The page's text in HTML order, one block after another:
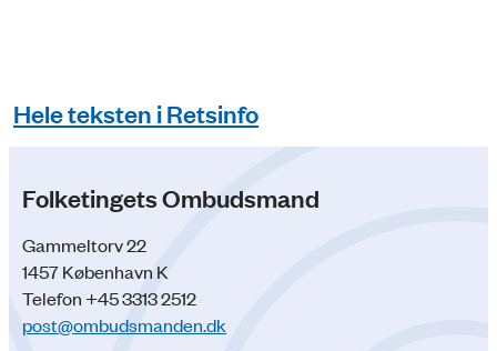
Hele teksten i Retsinfo
Folketingets Ombudsmand
Gammeltorv 22
1457 København K
Telefon +45 3313 2512
post@ombudsmanden.dk